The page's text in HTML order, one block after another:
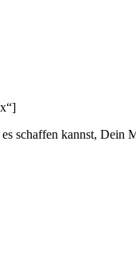
schaffen kannst, Dein